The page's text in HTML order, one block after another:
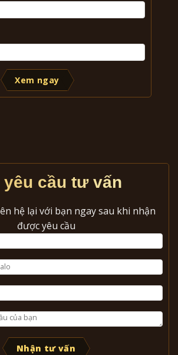
Xem ngay
cầu tư vấn
hệ lại với bạn ngay sau khi nhận
được yêu cầu
Nhận tư vấn